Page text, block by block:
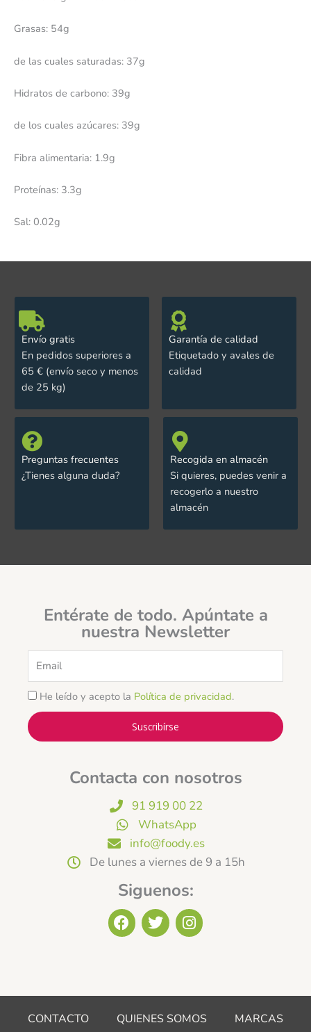
Grasas: 54g
de las cuales saturadas: 37g
Hidratos de carbono: 39g
de los cuales azúcares: 39g
Fibra alimentaria: 1.9g
Proteínas: 3.3g
Sal: 0.02g
Envío gratis
En pedidos superiores a
65 € (envío seco y menos
de 25 kg)
Garantía de calidad
Etiquetado y avales de
calidad
Preguntas frecuentes
¿Tienes alguna duda?
Recogida en almacén
Si quieres, puedes venir a
recogerlo a nuestro
almacén
Entérate de todo. Apúntate a
nuestra Newsletter
He leído y acepto la Política de privacidad.
Suscribírse
Contacta con nosotros
91 919 00 22
WhatsApp
info@foody.es
De lunes a viernes de 9 a 15h
Siguenos:
F
a
o
k
T
w
e
I
n
g
a
CONTACTO QUIENES SOMOS MARCAS